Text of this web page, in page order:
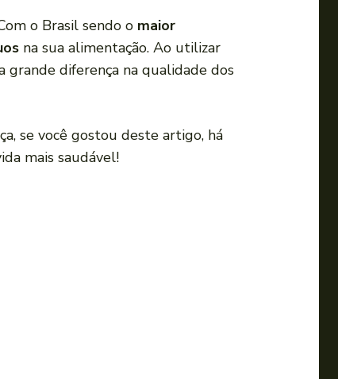
o Brasil sendo o maior
na sua alimentação. Ao utilizar
grande diferença na qualidade dos
se você gostou deste artigo, há
mais saudável!